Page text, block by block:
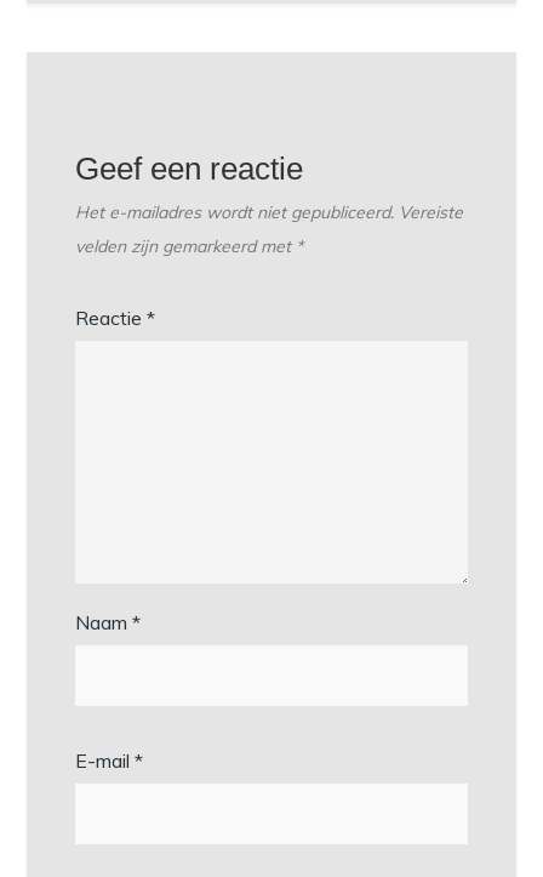
Geef een reactie
Het e-mailadres wordt niet gepubliceerd. Vereiste
velden zijn gemarkeerd met *
Reactie*
Naam*
E-mail*